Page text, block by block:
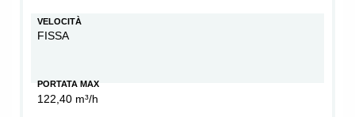
VELOCITÀ
FISSA
PORTATA MAX
122,40 m³/h